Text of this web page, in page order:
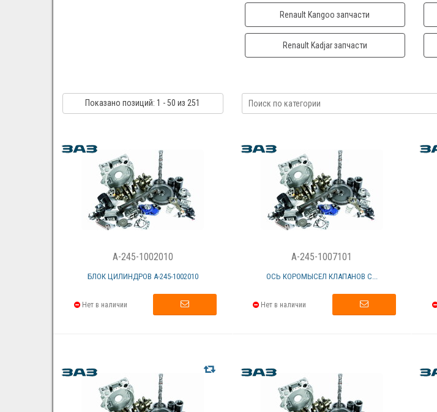
Renault Kangoo запчасти
Renault Kadjar запчасти
Показано позиций: 1 - 50 из 251
A-245-1002010
БЛОК ЦИЛИНДРОВ А-245-1002010
Нет в наличии
A-245-1007101
ОСЬ КОРОМЫСЕЛ КЛАПАНОВ С...
Нет в наличии